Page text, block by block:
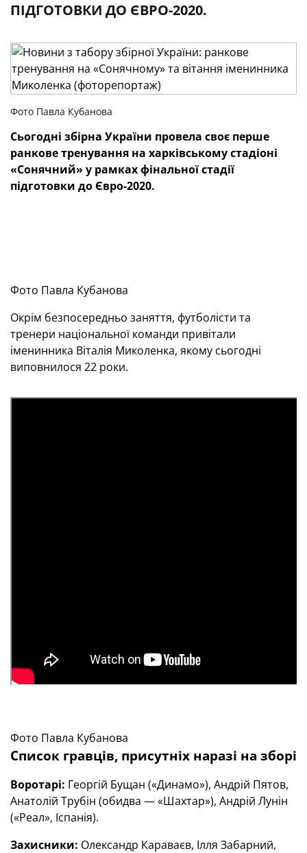
ПІДГОТОВКИ ДО ЄВРО-2020.
Фото Павла Кубанова
Сьогодні збірна України провела своє перше
ранкове тренування на харківському стадіоні
«Сонячний» у рамках фінальної стадії
підготовки до Євро-2020.
Фото Павла Кубанова
Окрім безпосередньо заняття, футболісти та
тренери національної команди привітали
іменинника Віталія Миколенка, якому сьогодні
виповнилося 22 роки.
Фото Павла Кубанова
Список гравців, присутніх наразі на зборі
Воротарі: Георгій Бущан («Динамо»), Андрій Пятов,
Анатолій Трубін (обидва — «Шахтар»), Андрій Лунін
(«Реал», Іспанія).
Захисники: Олександр Караваєв, Ілля Забарний,